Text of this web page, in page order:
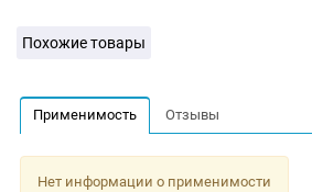
Похожие товары
Применимость Отзывы
Нет информации о применимости